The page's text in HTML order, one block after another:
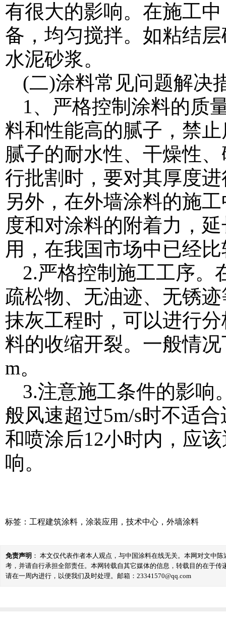
有很大的影响。在施工
备，均匀搅拌。如粘结
水泥砂浆。
(二)涂料常见问题解决
1、严格控制涂料的质
料和性能高的腻子，禁
腻子的耐水性、干燥性
行批割时，要对其厚度
另外，在外墙涂料的施
度和对涂料的附着力，
用，在我国市场中已经
2.严格控制施工工序。
疏松物、无油迹、无锈
抹灰工程时，可以进行
料的收缩开裂。一般情
m。
3.注意施工条件的影响
般风速超过5m/s时不适
和喷涂后12小时内，应
响。
标签： 工程建筑涂料 ， 涂装应用 ， 技术中心 ， 外墙涂料
免责声明 ： 本文仅代表作者本人观点，与中国涂料在线无关。本网对文中
考，并请自行承担全部责任。本网转载自其它媒体的信息，转载目的在于
请在一周内进行，以便我们及时处理。邮箱：23341570@qq.com